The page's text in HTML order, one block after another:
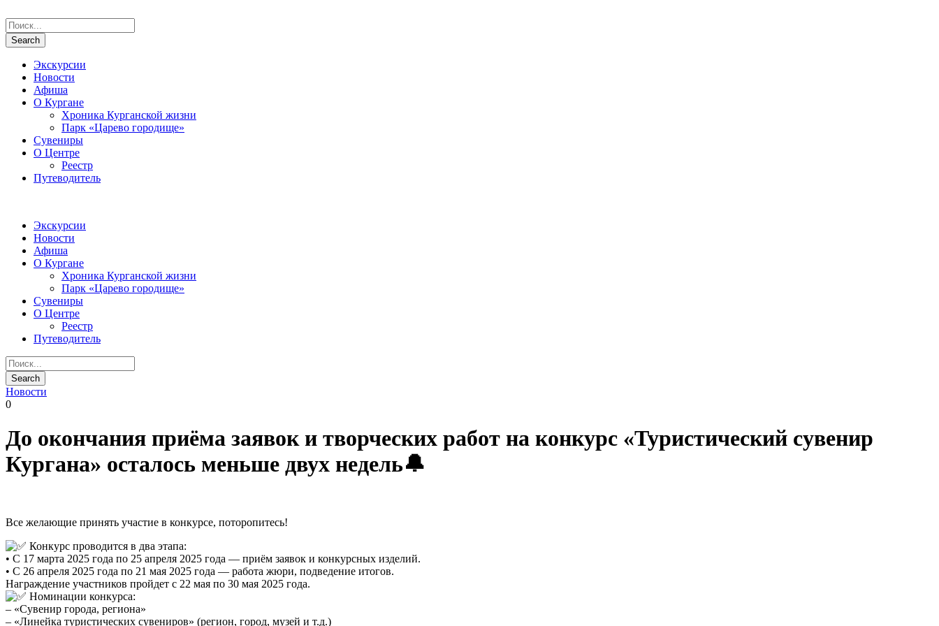
Экскурсии
Новости
Афиша
О Кургане
Хроника Курганской жизни
Парк «Царево городище»
Сувениры
О Центре
Реестр
Путеводитель
Экскурсии
Новости
Афиша
О Кургане
Хроника Курганской жизни
Парк «Царево городище»
Сувениры
О Центре
Реестр
Путеводитель
Новости
0
До окончания приёма заявок и творческих работ на конкурс «Туристический сувенир
Кургана» осталось меньше двух недель🔔
Все желающие принять участие в конкурсе, поторопитесь!
Конкурс проводится в два этапа:
• С 17 марта 2025 года по 25 апреля 2025 года — приём заявок и конкурсных изделий.
• С 26 апреля 2025 года по 21 мая 2025 года — работа жюри, подведение итогов.
Награждение участников пройдет с 22 мая по 30 мая 2025 года.
Номинации конкурса:
– «Сувенир города, региона»
– «Линейка туристических сувениров» (регион, город, музей и т.д.)